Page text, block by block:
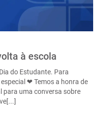
à escola
do Estudante. Para
❤ Temos a honra de
para uma conversa sobre